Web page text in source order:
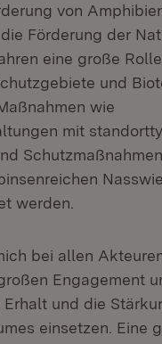
von
Förderung der
eine große
und
wie
mit
werden.
bei allen
Engagement
und die
einsetzen. Eine